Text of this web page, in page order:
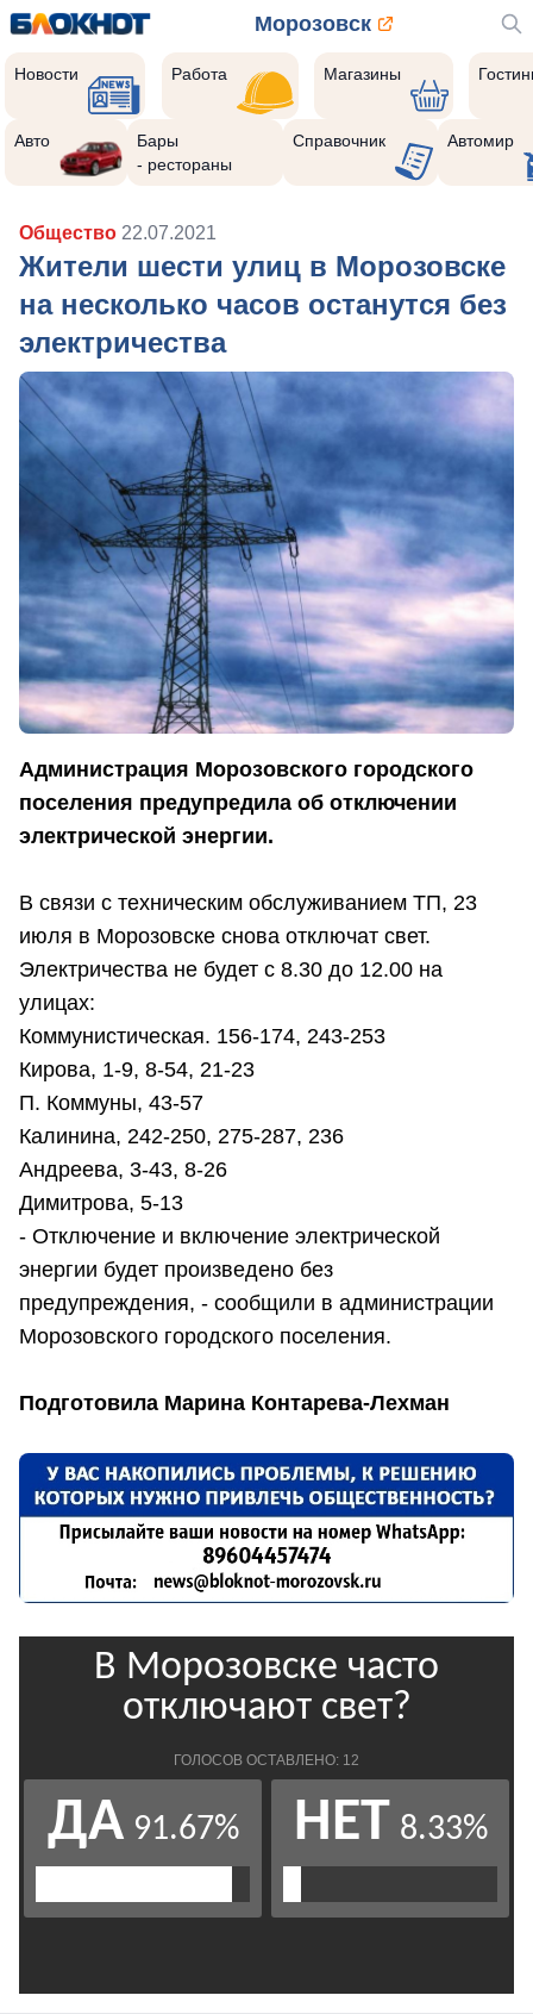
Морозовск
Новости Работа Магазины
Авто
Бары
- рестораны
Справочник Автомир
Общество 22.07.2021
Жители шести улиц в Морозовске
на несколько часов останутся без
электричества
Администрация Морозовского городского
поселения предупредила об отключении
электрической энергии.
В связи с техническим обслуживанием ТП, 23
июля в Морозовске снова отключат свет.
Электричества не будет с 8.30 до 12.00 на
улицах:
Коммунистическая. 156-174, 243-253
Кирова, 1-9, 8-54, 21-23
П. Коммуны, 43-57
Калинина, 242-250, 275-287, 236
Андреева, 3-43, 8-26
Димитрова, 5-13
- Отключение и включение электрической
энергии будет произведено без
предупреждения, - сообщили в администрации
Морозовского городского поселения.
Подготовила Марина Контарева-Лехман